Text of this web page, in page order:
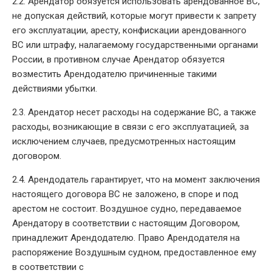
не допуская действий, которые могут привести к запрету
его эксплуатации, аресту, конфискации арендованного
ВС или штрафу, налагаемому государственными органами
России, в противном случае Арендатор обязуется
возместить Арендодателю причиненные такими
действиями убытки.
2.3. Арендатор несет расходы на содержание ВС, а также
расходы, возникающие в связи с его эксплуатацией, за
исключением случаев, предусмотренных настоящим
договором.
2.4. Арендодатель гарантирует, что на момент заключения
настоящего договора ВС не заложено, в споре и под
арестом не состоит. Воздушное судно, передаваемое
Арендатору в соответствии с настоящим Договором,
принадлежит Арендодателю. Право Арендодателя на
распоряжение Воздушным судном, предоставленное ему
в соответствии с